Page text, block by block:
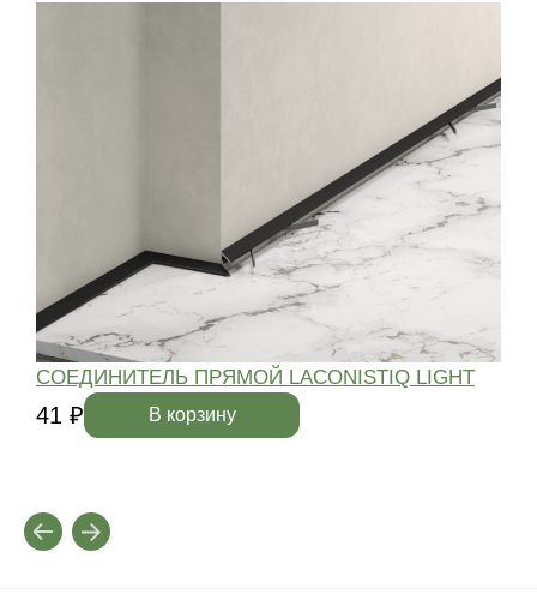
СОЕДИНИТЕЛЬ ПРЯМОЙ LACONISTIQ LIGHT
41 ₽ В корзину